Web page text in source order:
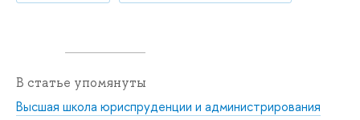
В статье упомянуты
Высшая школа юриспруденции и администрирования